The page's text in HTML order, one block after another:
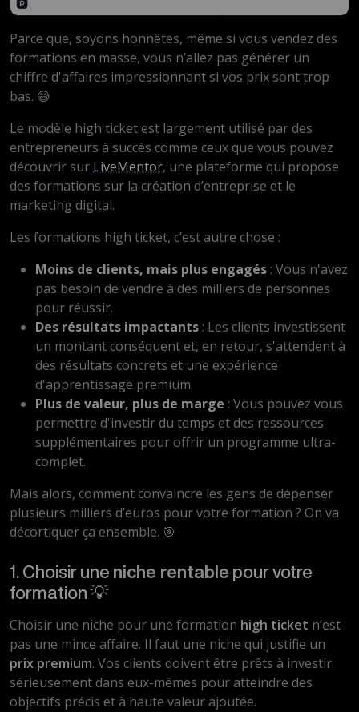
Parce que, soyons honnêtes, même si vous vendez des
formations en masse, vous n’allez pas générer un
chiffre d'affaires impressionnant si vos prix sont trop
bas. 😅
Le modèle high ticket est largement utilisé par des
entrepreneurs à succès comme ceux que vous pouvez
découvrir sur LiveMentor, une plateforme qui propose
des formations sur la création d’entreprise et le
marketing digital.
Les formations high ticket, c’est autre chose :
Moins de clients, mais plus engagés : Vous n'avez
pas besoin de vendre à des milliers de personnes
pour réussir.
Des résultats impactants : Les clients investissent
un montant conséquent et, en retour, s'attendent à
des résultats concrets et une expérience
d'apprentissage premium.
Plus de valeur, plus de marge : Vous pouvez vous
permettre d'investir du temps et des ressources
supplémentaires pour offrir un programme ultra-
complet.
Mais alors, comment convaincre les gens de dépenser
plusieurs milliers d’euros pour votre formation ? On va
décortiquer ça ensemble. 🎯
1. Choisir une niche rentable pour votre
formation 💡
Choisir une niche pour une formation high ticket n’est
pas une mince affaire. Il faut une niche qui justifie un
prix premium. Vos clients doivent être prêts à investir
sérieusement dans eux-mêmes pour atteindre des
objectifs précis et à haute valeur ajoutée.